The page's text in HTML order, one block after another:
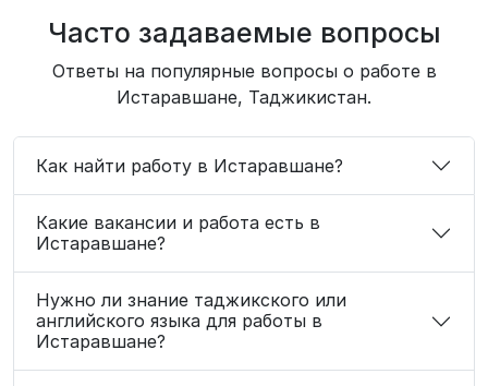
Часто задаваемые вопросы
Ответы на популярные вопросы о работе в
Истаравшане, Таджикистан.
Как найти работу в Истаравшане?
Какие вакансии и работа есть в
Истаравшане?
Нужно ли знание таджикского или
английского языка для работы в
Истаравшане?